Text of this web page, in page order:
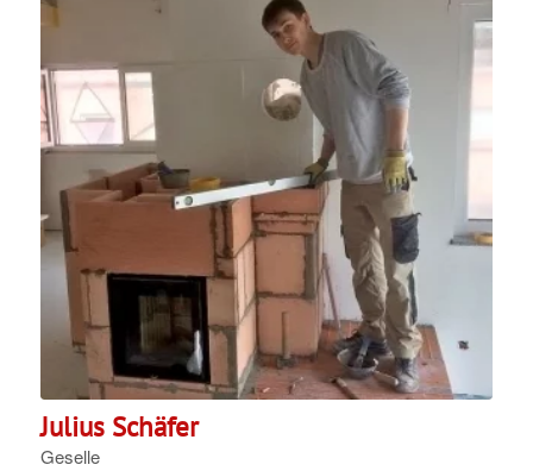
Julius Schäfer
Geselle